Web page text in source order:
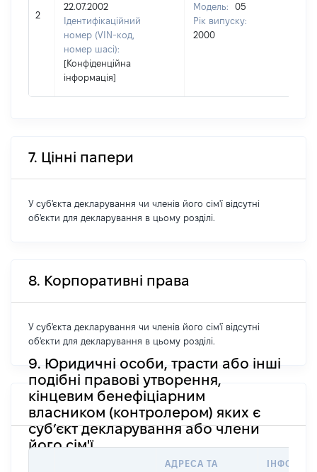
2
22.07.2002
Ідентифікаційний
номер (VIN-код,
номер шасі):
[Конфіденційна
інформація]
Модель:
05
Рік випуску:
2000
7. Цінні папери
У суб'єкта декларування чи членів його сім'ї відсутні
об'єкти для декларування в цьому розділі.
8. Корпоративні права
У суб'єкта декларування чи членів його сім'ї відсутні
об'єкти для декларування в цьому розділі.
9. Юридичні особи, трасти або інші
подібні правові утворення,
кінцевим бенефіціарним
власником (контролером) яких є
суб’єкт декларування або члени
його сім'ї
АДРЕСА ТА